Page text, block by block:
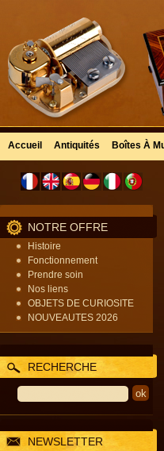
Accueil Antiquités Boîtes À
NOTRE OFFRE
Histoire
Fonctionnement
Prendre soin
Nos liens
OBJETS DE CURIOSITE
NOUVEAUTES 2026
RECHERCHE
NEWSLETTER